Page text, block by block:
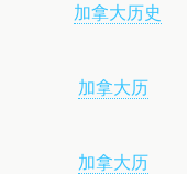
加拿大历史
加拿大历
加拿大历